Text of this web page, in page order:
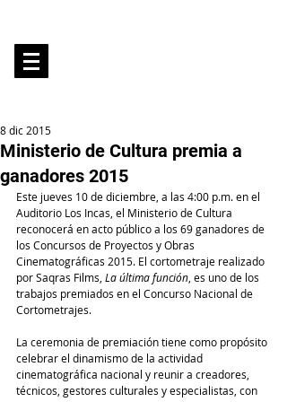
Ministerio de Cultura premia a
ganadores 2015
8 dic 2015
Este jueves 10 de diciembre, a las 4:00 p.m. en el
Auditorio Los Incas, el Ministerio de Cultura
reconocerá en acto público a los 69 ganadores de
los Concursos de Proyectos y Obras
Cinematográficas 2015. El cortometraje realizado
por Saqras Films, La última función , es uno de los
trabajos premiados en el Concurso Nacional de
Cortometrajes.
La ceremonia de premiación tiene como propósito
celebrar el dinamismo de la actividad
cinematográfica nacional y reunir a creadores,
técnicos, gestores culturales y especialistas, con